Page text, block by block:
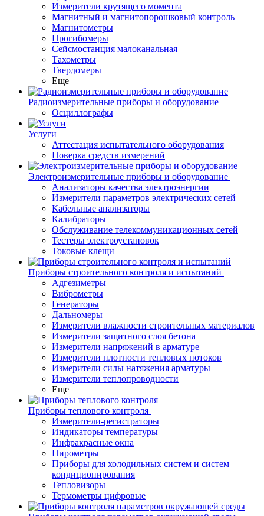
Измерители крутящего момента
Магнитный и магнитопорошковый контроль
Магнитометры
Прогибомеры
Сейсмостанция малоканальная
Тахометры
Твердомеры
Еще
Радиоизмерительные приборы и оборудование
Осциллографы
Услуги
Аттестация испытательного оборудования
Поверка средств измерений
Электроизмерительные приборы и оборудование
Анализаторы качества электроэнергии
Измерители параметров электрических сетей
Кабельные анализаторы
Калибраторы
Обслуживание телекоммуникационных сетей
Тестеры электроустановок
Токовые клещи
Приборы строительного контроля и испытаний
Адгезиметры
Виброметры
Генераторы
Дальномеры
Измерители влажности строительных материалов
Измерители защитного слоя бетона
Измерители напряжений в арматуре
Измерители плотности тепловых потоков
Измерители силы натяжения арматуры
Измерители теплопроводности
Еще
Приборы теплового контроля
Измерители-регистраторы
Индикаторы температуры
Инфракрасные окна
Пирометры
Приборы для холодильных систем и систем
кондиционирования
Тепловизоры
Термометры цифровые